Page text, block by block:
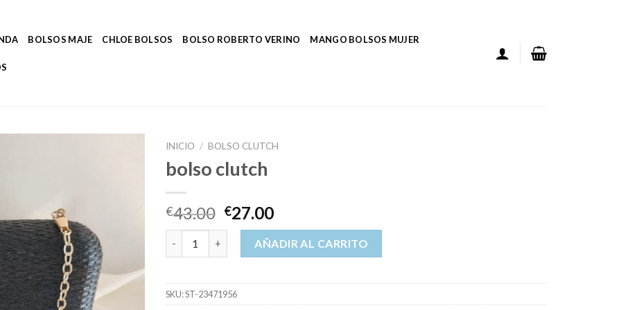
BOLSOS MAJE CHLOE BOLSOS BOLSO ROBERTO VERINO MANGO BOLSOS MUJER
INICIO / BOLSO CLUTCH
bolso clutch
€43.00 €27.00
bolso clutch cantidadAÑADIR AL CARRITO
SKU:ST-23471956